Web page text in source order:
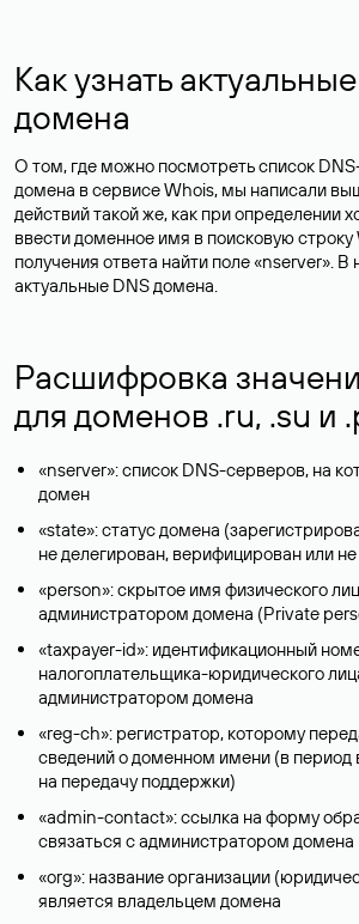
Как узнать
домена
О том, где можно посмотреть список
домена в сервисе Whois, мы написали
действий такой же, как при определении
ввести доменное имя в поисковую строку
получения ответа найти поле «nserver». В
актуальные DNS домена.
Расшифровка
для доменов .ru, .su и
«nserver»: список DNS-серверов, на
домен
«state»: статус домена
не делегирован, верифицирован или
«person»: скрытое имя физического
администратором домена (Privatе
«taxpayer-id»: идентификационный
налогоплательщика-юридического
администратором домена
«reg-ch»: регистратор, которому
сведений о доменном имени (в период
на передачу поддержки)
«admin-contact»: ссылка на форму
связаться с администратором домена
«org»: название организации
является владельцем домена